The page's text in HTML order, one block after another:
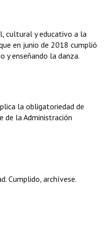
cultural y educativo a la
en junio de 2018 cumplió
y enseñando la danza.
la obligatoriedad de
de la Administración
Cumplido, archívese.